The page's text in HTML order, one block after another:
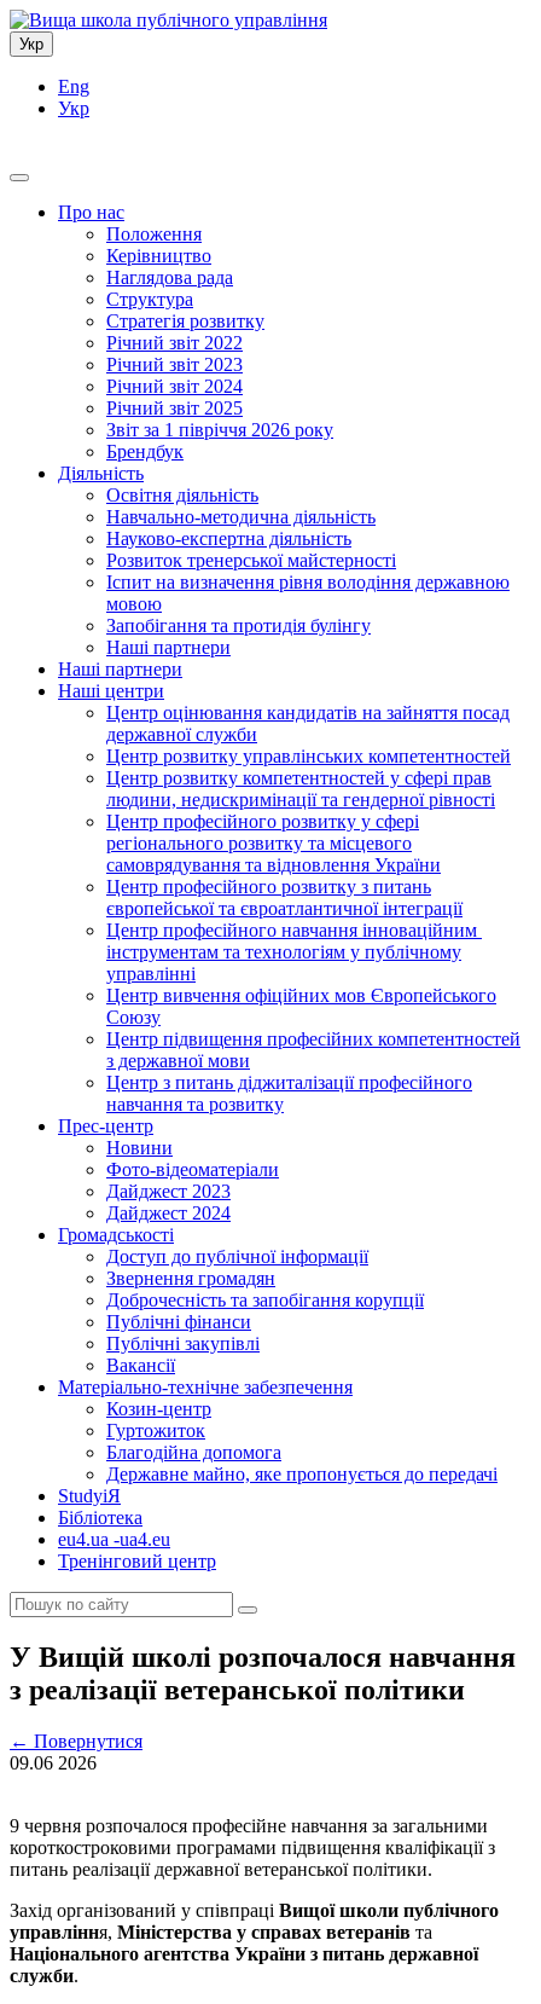
Укр
Eng
Укр
Про нас
Положення
Керівництво
Наглядова рада
Структура
Стратегія розвитку
Річний звіт 2022
Річний звіт 2023
Річний звіт 2024
Річний звіт 2025
Звіт за 1 півріччя 2026 року
Брендбук
Діяльність
Освітня діяльність
Навчально-методична діяльність
Науково-експертна діяльність
Розвиток тренерської майстерності
Іспит на визначення рівня володіння державною
мовою
Запобігання та протидія булінгу
Наші партнери
Наші партнери
Наші центри
Центр оцінювання кандидатів на зайняття посад
державної служби
Центр розвитку управлінських компетентностей
Центр розвитку компетентностей у сфері прав
людини, недискримінації та гендерної рівності
Центр професійного розвитку у сфері
регіонального розвитку та місцевого
самоврядування та відновлення України
Центр професійного розвитку з питань
європейської та євроатлантичної інтеграції
Центр професійного навчання інноваційним
інструментам та технологіям у публічному
управлінні
Центр вивчення офіційних мов Європейського
Союзу
Центр підвищення професійних компетентностей
з державної мови
Центр з питань діджиталізації професійного
навчання та розвитку
Прес-центр
Новини
Фото-відеоматеріали
Дайджест 2023
Дайджест 2024
Громадськості
Доступ до публічної інформації
Звернення громадян
Доброчесність та запобігання корупції
Публічні фінанси
Публічні закупівлі
Вакансії
Матеріально-технічне забезпечення
Козин-центр
Гуртожиток
Благодійна допомога
Державне майно, яке пропонується до передачі
StudyіЯ
Бібліотека
eu4.ua -ua4.eu
Тренінговий центр
У Вищій школі розпочалося навчання
з реалізації ветеранської політики
← Повернутися
09.06 2026
9 червня розпочалося професійне навчання за загальними
короткостроковими програмами підвищення кваліфікації з
питань реалізації державної ветеранської політики.
Захід організований у співпраці Вищої школи публічного
управління, Міністерства у справах ветеранів та
Національного агентства України з питань державної
служби.